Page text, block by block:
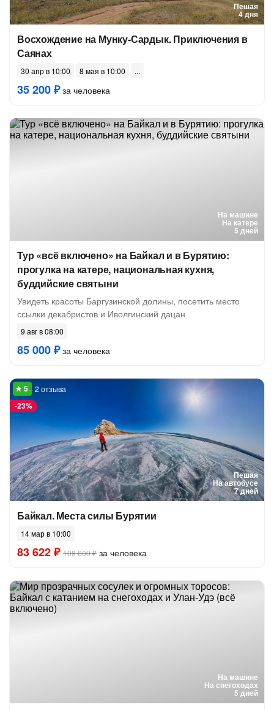
Пешая
4 дня
Восхождение на Мунку-Сардык. Приключения в
Саянах
30 апр в 10:00 8 мая в 10:00
35 200 ₽за человека
На машине
На катере
5 дней
Тур «всё включено» на Байкал и в Бурятию:
прогулка на катере, национальная кухня,
буддийские святыни
Увидеть красоты Баргузинской долины, посетить место
ссылки декабристов и Иволгинский дацан
9 авг в 08:00
85 000 ₽за человека
Пешая
На автобусе
7 дней
-23%
2 отзыва
Байкал. Места силы Бурятии
14 мар в 10:00
83 622 ₽ 108 600 ₽ за человека
На машине
На снегоходах
5 дней